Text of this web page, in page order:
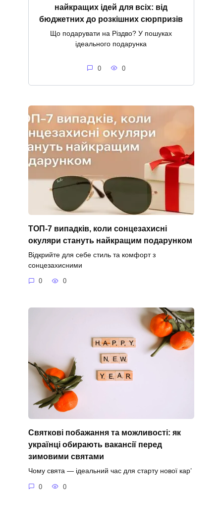
найкращих ідей для всіх: від
бюджетних до розкішних сюрпризів
Що подарувати на Різдво? У пошуках
ідеального подарунка
0 0
ТОП-7 випадків, коли сонцезахисні
окуляри стануть найкращим подарунком
Відкрийте для себе стиль та комфорт з
сонцезахисними
0 0
Святкові побажання та можливості: як
українці обирають вакансії перед
зимовими святами
Чому свята — ідеальний час для старту нової кар’
0 0